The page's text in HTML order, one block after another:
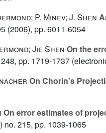
P. Minev; J. Shen
(2006), pp. 6011-6054
Jie Shen On the
pp. 1719-1737
On Chorin's
On error estimates of
no. 215, pp. 1039-1065